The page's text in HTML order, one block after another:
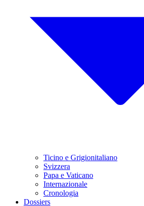
Ticino e Grigionitaliano
Svizzera
Papa e Vaticano
Internazionale
Cronologia
Dossiers